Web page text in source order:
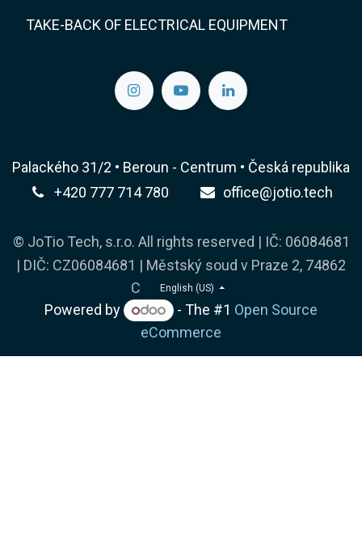
TAKE-BACK OF ELECTRICAL EQUIPMENT
Palackého 31/2 • Beroun - Centrum • Česká republika
+420 777 714 780
office@jotio.tech
© JoTio Tech, s.r.o. All rights reserved | IČ: 06084681
| DIČ: CZ06084681 | Městský soud v Praze 2, 74862
C
English (US)
Powered by - The #1 Open Source
eCommerce